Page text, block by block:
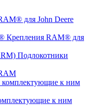
для John Deere
Крепления RAM® для
Подлокотники
к ним